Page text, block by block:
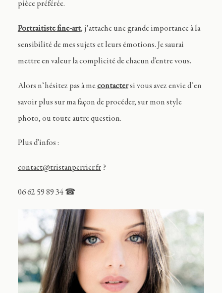
pièce préférée.
Portraitiste fine-art, j’attache une grande importance à la
sensibilité de mes sujets et leurs émotions. Je saurai
mettre en valeur la complicité de chacun d'entre vous.
Alors n’hésitez pas à mecontactersi vous avez envie d’en
savoir plus sur ma façon de procéder, sur mon style
photo, ou toute autre question.
Plus d'infos :
contact@tristanperrier.fr?
06 62 59 89 34 ☎